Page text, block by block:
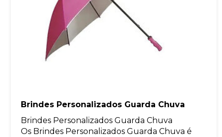
Brindes Personalizados Guarda Chuva
Brindes Personalizados Guarda Chuva
Os Brindes Personalizados Guarda Chuva é